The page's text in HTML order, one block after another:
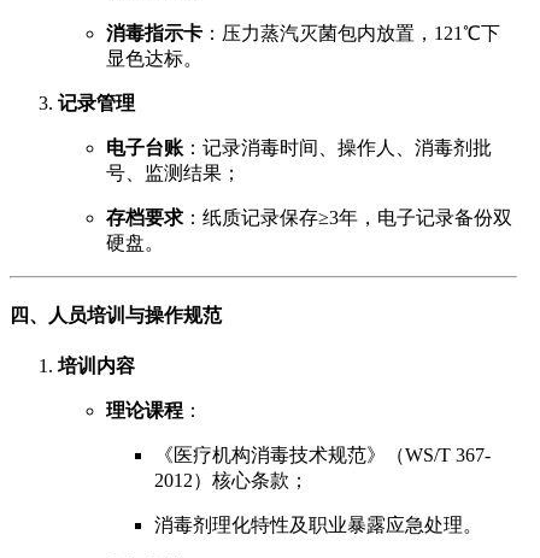
消毒指示卡 ：压力蒸汽灭菌包内放置，121℃下
显色达标。
记录管理
电子台账 ：记录消毒时间、操作人、消毒剂批
号、监测结果；
存档要求 ：纸质记录保存≥3年，电子记录备份双
硬盘。
四、人员培训与操作规范
培训内容
理论课程 ：
《医疗机构消毒技术规范》（WS/T 367-
2012）核心条款；
消毒剂理化特性及职业暴露应急处理。